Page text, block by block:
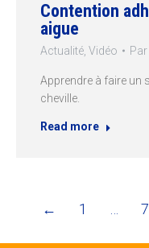
Contention
aigue
Actualité Vidéo Par
Apprendre à faire un
cheville.
Read more
← 1 7